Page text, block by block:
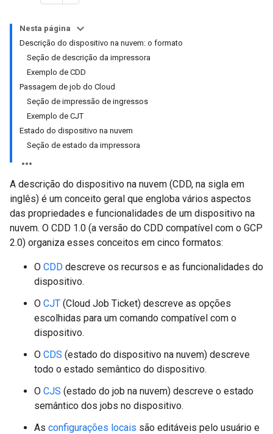
Nesta página
Descrição do dispositivo na nuvem: o formato
Seção de descrição da impressora
Exemplo de CDD
Passagem de job do Cloud
Seção de impressão de ingressos
Exemplo de CJT
Estado do dispositivo na nuvem
Seção de estado da impressora
A descrição do dispositivo na nuvem (CDD, na sigla em
inglês) é um conceito geral que engloba vários aspectos
das propriedades e funcionalidades de um dispositivo na
nuvem. O CDD 1.0 (a versão do CDD compatível com o GCP
2.0) organiza esses conceitos em cinco formatos:
O CDD descreve os recursos e as funcionalidades do
dispositivo.
O CJT (Cloud Job Ticket) descreve as opções
escolhidas para um comando compatível com o
dispositivo.
O CDS (estado do dispositivo na nuvem) descreve
todo o estado semântico do dispositivo.
O CJS (estado do job na nuvem) descreve o estado
semântico dos jobs no dispositivo.
As configurações locais são editáveis pelo usuário e